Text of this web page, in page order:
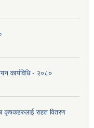
कार्यविधि - २०८०
कृषकहरुलाई राहत वितरण